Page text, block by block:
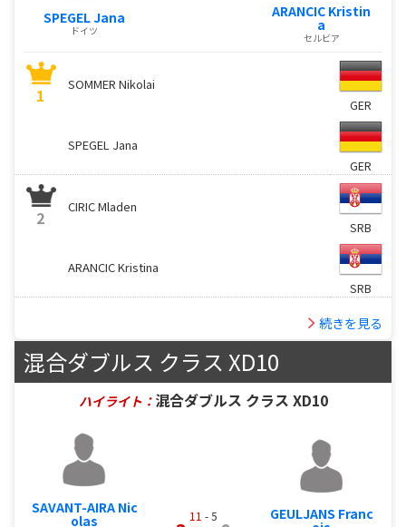
SPEGEL Jana
ドイツ
ARANCIC Kristin
a
セルビア
1
SOMMER Nikolai
GER
SPEGEL Jana
GER
2
CIRIC Mladen
SRB
ARANCIC Kristina
SRB
続きを見る
混合ダブルス クラス XD10
ハイライト： 混合ダブルス クラス XD10
SAVANT-AIRA Nic
olas 11 - 5
GEULJANS Franc